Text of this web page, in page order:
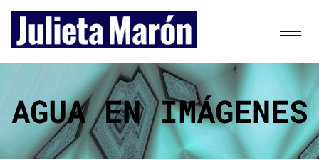
AGUA EN IMÁGENES